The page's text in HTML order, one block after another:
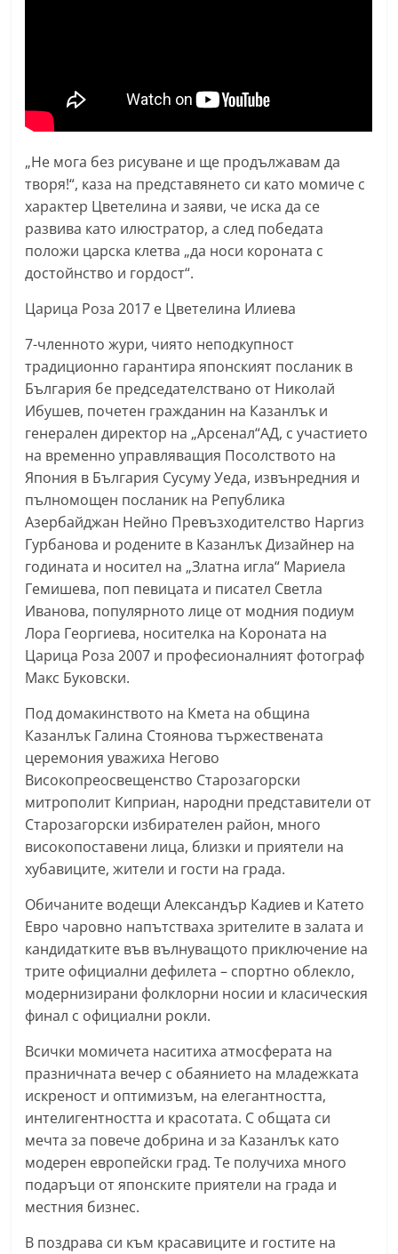
n
f
o
,
k
z
a
n
l
a
k
-
b
g
.
i
n
f
o
,
g
a
l
l
e
-
a
z
n
l
k
c
o
m
„Не мога без рисуване и ще продължавам да
творя!“, каза на представянето си като момиче с
характер Цветелина и заяви, че иска да се
развива като илюстратор, а след победата
положи царска клетва „да носи короната с
достойнство и гордост“.
Царица Роза 2017 е Цветелина Илиева
7-членното жури, чиято неподкупност
традиционно гарантира японският посланик в
България бе председателствано от Николай
Ибушев, почетен гражданин на Казанлък и
генерален директор на „Арсенал“АД, с участието
на временно управляващия Посолството на
Япония в България Сусуму Уеда, извънредния и
пълномощен посланик на Република
Азербайджан Нейно Превъзходителство Наргиз
Гурбанова и родените в Казанлък Дизайнер на
годината и носител на „Златна игла“ Мариела
Гемишева, поп певицата и писател Светла
Иванова, популярното лице от модния подиум
Лора Георгиева, носителка на Короната на
Царица Роза 2007 и професионалният фотограф
Макс Буковски.
Под домакинството на Кмета на община
Казанлък Галина Стоянова тържествената
церемония уважиха Негово
Високопреосвещенство Старозагорски
митрополит Киприан, народни представители от
Старозагорски избирателен район, много
високопоставени лица, близки и приятели на
хубавиците, жители и гости на града.
Обичаните водещи Александър Кадиев и Катето
Евро чаровно напътстваха зрителите в залата и
кандидатките във вълнуващото приключение на
трите официални дефилета – спортно облекло,
модернизирани фолклорни носии и класическия
финал с официални рокли.
Всички момичета наситиха атмосферата на
празничната вечер с обаянието на младежката
искреност и оптимизъм, на елегантността,
интелигентността и красотата. С общата си
мечта за повече добрина и за Казанлък като
модерен европейски град. Те получиха много
подаръци от японските приятели на града и
местния бизнес.
В поздрава си към красавиците и гостите на